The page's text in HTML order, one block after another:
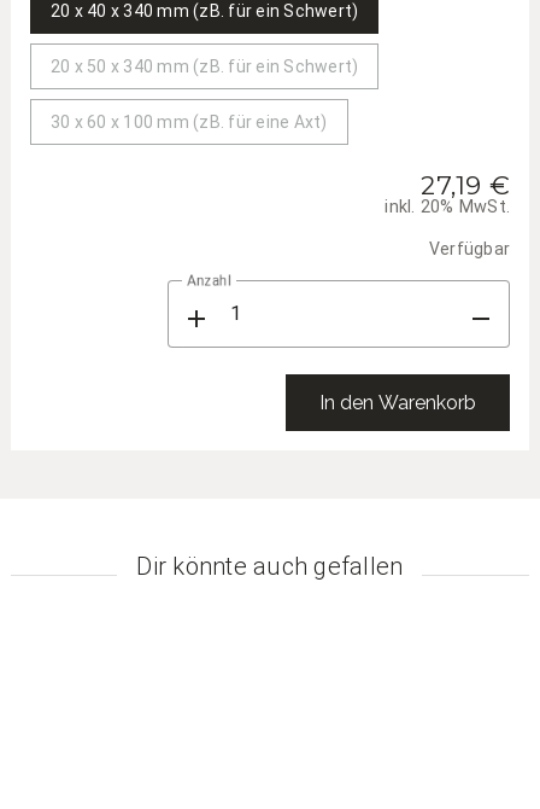
20 x 40 x 340 mm (zB. für ein Schwert)
20 x 50 x 340 mm (zB. für ein Schwert)
30 x 60 x 100 mm (zB. für eine Axt)
27,19 €
inkl. 20% MwSt.
Verfügbar
Anzahl
add remove
In den Warenkorb
Dir könnte auch gefallen